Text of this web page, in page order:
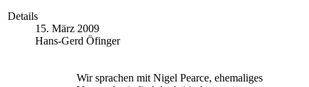
Details
15. März 2009
Hans-Gerd Öfinger
Wir sprachen mit Nigel Pearce, ehemaliges